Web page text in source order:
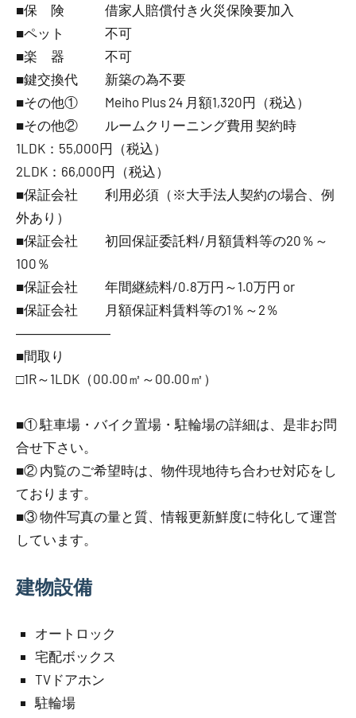
■保 険 借家人賠償付き火災保険要加入
■ペット 不可
■楽 器 不可
■鍵交換代 新築の為不要
■その他① Meiho Plus 24 月額1,320円（税込）
■その他② ルームクリーニング費用 契約時
1LDK：55,000円（税込）
2LDK：66,000円（税込）
■保証会社 利用必須（※大手法人契約の場合、例
外あり）
■保証会社 初回保証委託料/月額賃料等の20％～
100％
■保証会社 年間継続料/0.8万円～1.0万円 or
■保証会社 月額保証料賃料等の1％～2％
―――――――
■間取り
□1R～1LDK（00.00㎡～00.00㎡）
■① 駐車場・バイク置場・駐輪場の詳細は、是非お問
合せ下さい。
■② 内覧のご希望時は、物件現地待ち合わせ対応をし
ております。
■③ 物件写真の量と質、情報更新鮮度に特化して運営
しています。
建物設備
オートロック
宅配ボックス
TVドアホン
駐輪場